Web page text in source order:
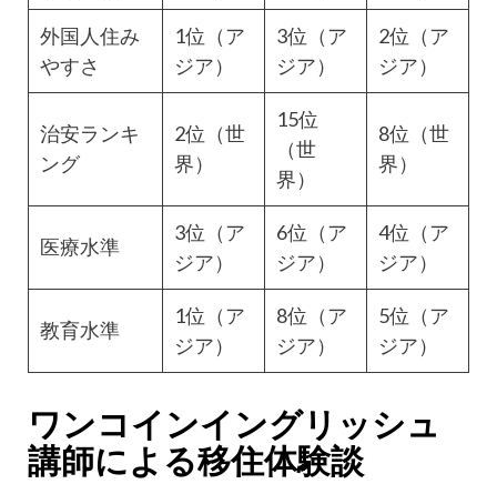
外国人住み
やすさ
1位（ア
ジア）
3位（ア
ジア）
2位（ア
ジア）
治安ランキ
ング
2位（世
界）
15位
（世
界）
8位（世
界）
医療水準
3位（ア
ジア）
6位（ア
ジア）
4位（ア
ジア）
教育水準
1位（ア
ジア）
8位（ア
ジア）
5位（ア
ジア）
ワンコインイングリッシュ
講師による移住体験談